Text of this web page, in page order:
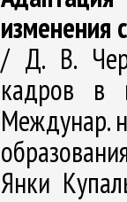
изменения
/ Д. В.
кадров в
Междунар.
Янки